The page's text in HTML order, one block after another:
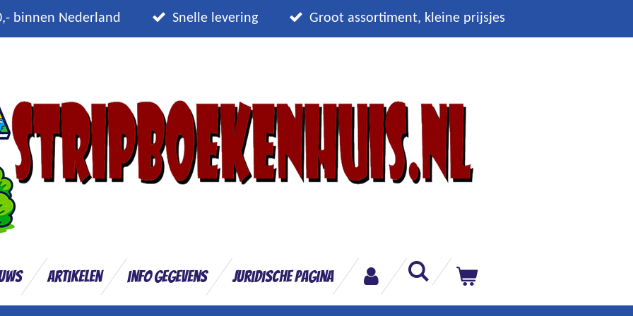
binnen Nederland Snelle levering Groot assortiment, kleine prijsjes
Artikelen Info gegevens Juridische pagina